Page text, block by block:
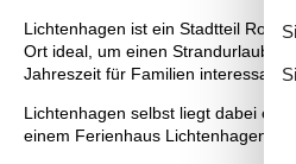
Lichtenhagen ist ein Stadtteil
Ort ideal, um einen Strandurlaub
Jahreszeit für Familien interessant
Lichtenhagen selbst liegt dabei
einem Ferienhaus Lichtenhagen.